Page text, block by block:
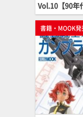
Vol.10【90年
書籍・MOOK